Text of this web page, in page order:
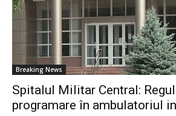
Breaking News
Spitalul Militar Central:
programare în ambulatoriul